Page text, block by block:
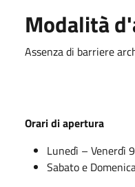
Modalità
Assenza di barriere
Orari di apertura
Lunedì – Venerdì
Sabato e